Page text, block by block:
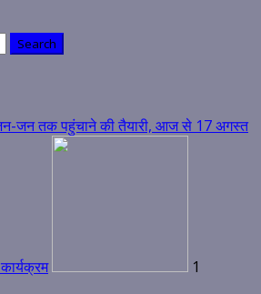
जन-जन तक पहुंचाने की तैयारी, आज से 17 अगस्त
1